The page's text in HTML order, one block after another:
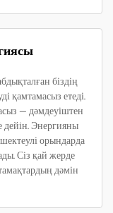
біздің
қамтамасыз етеді.
— дәмдеуіштен
дейін. Энергияны
орындарда
Сіз қай жерде
дәмін